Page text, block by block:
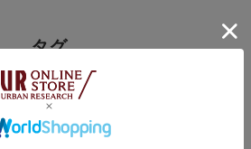
タグ
#おでかけコーデ
#バイヤー厳選アイテム